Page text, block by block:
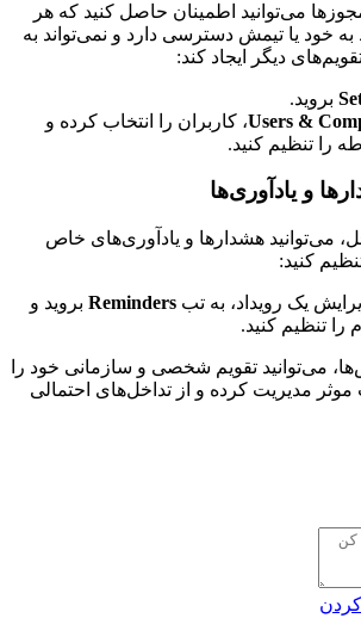
می‌توانید اطمینان حاصل کنید که هر
به خود یا تیمش دسترسی دارد و نمی‌تواند به
دیگر ایجاد کند:
بروید.
Users &، کاربران را انتخاب کرده و
را تنظیم کنید.
می‌توانید هشدارها و یادآوری‌های خاص
کنید:
یک رویداد، به تب Reminders بروید و
را تنظیم کنید.
می‌توانید تقویم شخصی و سازمانی خود را
به صورت موثر مدیریت کرده و از تداخل‌های احتمالی